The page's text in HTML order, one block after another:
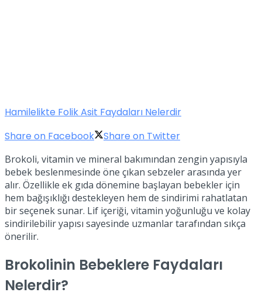
Hamilelikte Folik Asit Faydaları Nelerdir
Share on Facebook
Share on Twitter
Brokoli, vitamin ve mineral bakımından zengin yapısıyla
bebek beslenmesinde öne çıkan sebzeler arasında yer
alır. Özellikle ek gıda dönemine başlayan bebekler için
hem bağışıklığı destekleyen hem de sindirimi rahatlatan
bir seçenek sunar. Lif içeriği, vitamin yoğunluğu ve kolay
sindirilebilir yapısı sayesinde uzmanlar tarafından sıkça
önerilir.
Brokolinin Bebeklere Faydaları
Nelerdir?